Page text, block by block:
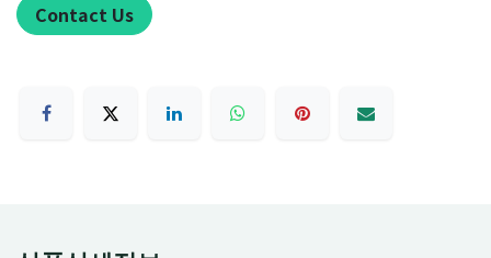
Contact Us